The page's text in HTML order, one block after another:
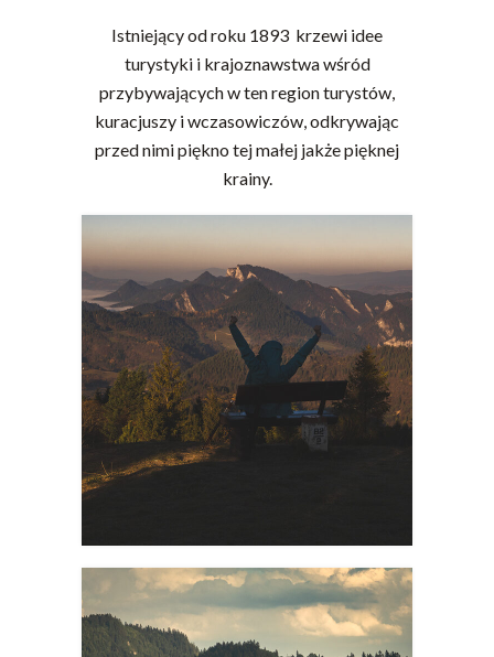
Istniejący od roku 1893 krzewi idee
turystyki i krajoznawstwa wśród
przybywających w ten region turystów,
kuracjuszy i wczasowiczów, odkrywając
przed nimi piękno tej małej jakże pięknej
krainy.